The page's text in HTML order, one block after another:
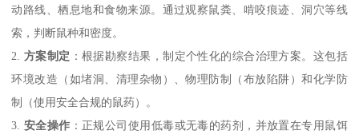
动路线、栖息地和食物来源。通过观察鼠粪、啃咬痕迹、洞穴等线
索，判断鼠种和密度。
2. 方案制定 ：根据勘察结果，制定个性化的综合治理方案。这包括
环境改造（如堵洞、清理杂物）、物理防制（布放陷阱）和化学防
制（使用安全合规的鼠药）。
3. 安全操作 ：正规公司使用低毒或无毒的药剂，并放置在专用鼠饵